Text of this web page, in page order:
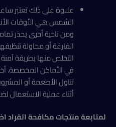
علاوة على ذلك تعتبر
الشمس هي الأوقات
ومن ناحية أخرى يحذر
الفارغة أو محاولة
التخلص منها بطريقة
في الأماكن المخصصة.
تناول الأطعمة أو
أثناء عملية الاستعمال
لمتابعة منتجات مكافحة القراد